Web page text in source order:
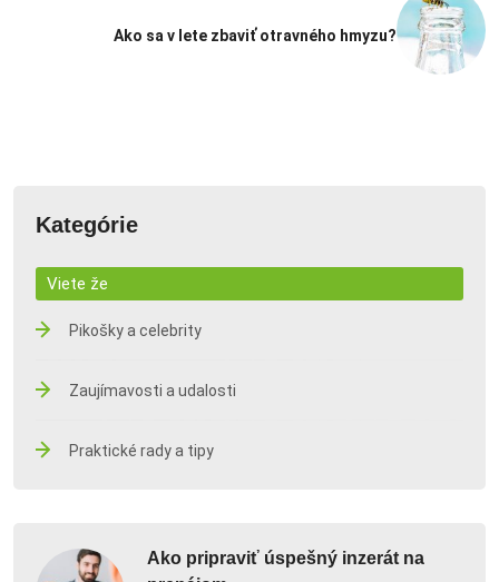
Ako sa v lete zbaviť otravného hmyzu?
Kategórie
Viete že
Pikošky a celebrity
Zaujímavosti a udalosti
Praktické rady a tipy
Ako pripraviť úspešný inzerát na